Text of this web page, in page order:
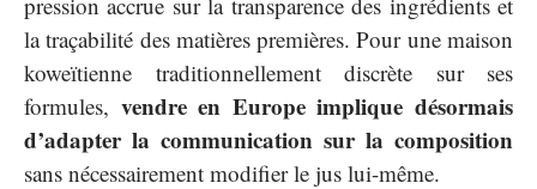
la traçabilité des matières premières. Pour une maison
koweïtienne traditionnellement discrète sur ses
formules, vendre en Europe implique désormais
d’adapter la communication sur la composition
sans nécessairement modifier le jus lui-même.